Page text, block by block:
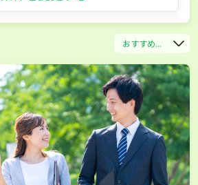
おすすめ...